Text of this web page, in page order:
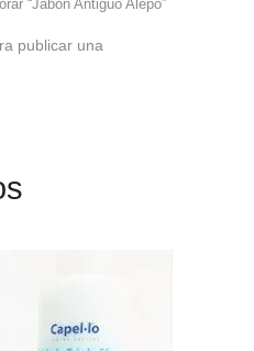
“Jabón Antiguo Alepo”
publicar una